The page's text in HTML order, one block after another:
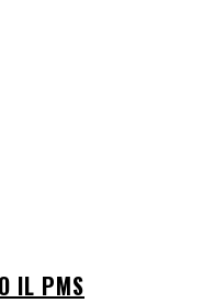
IL PMS